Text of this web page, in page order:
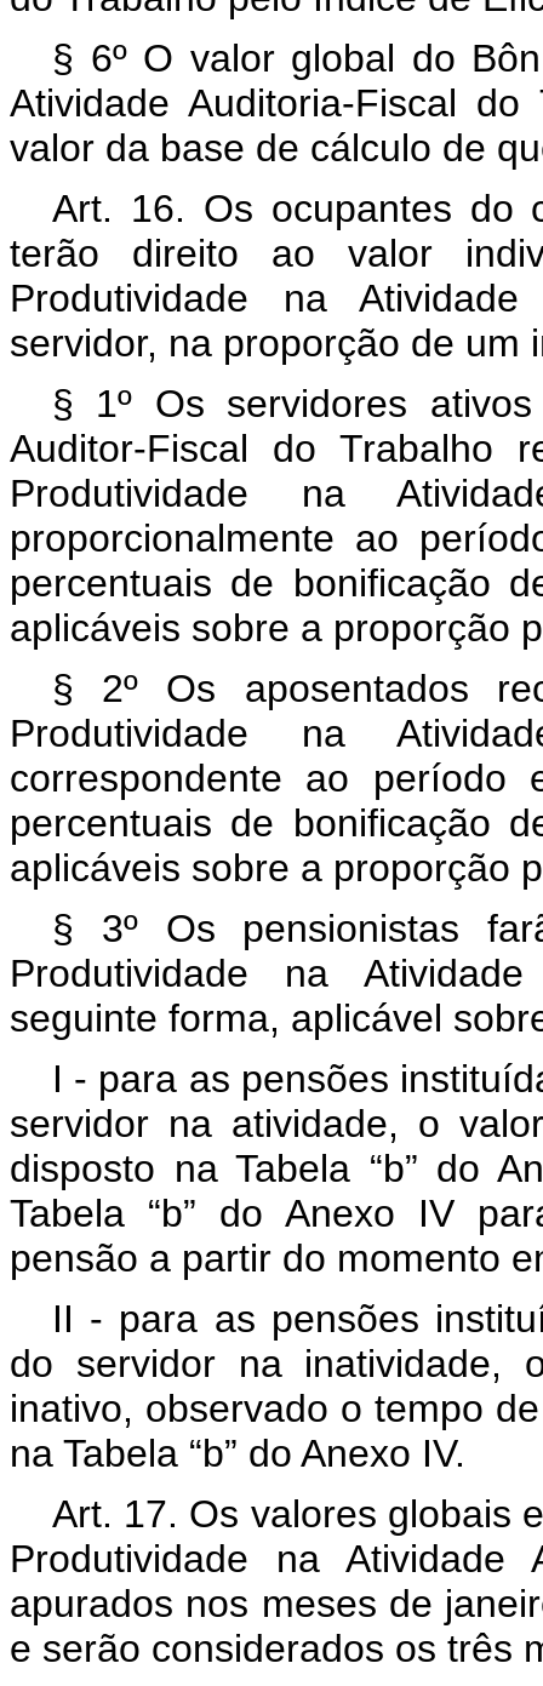
§ 6º O valor global do
Atividade Auditoria-Fiscal
valor da base de cálculo de
Art. 16. Os ocupantes do
terão direito ao valor
Produtividade na
servidor, na proporção de um
§ 1º Os servidores
Auditor-Fiscal do Trabalho
Produtividade na
proporcionalmente ao
percentuais de bonificação
aplicáveis sobre a proporção
§ 2º Os aposentados
Produtividade na
correspondente ao
percentuais de bonificação
aplicáveis sobre a proporção
§ 3º Os pensionistas
Produtividade na
seguinte forma, aplicável
I - para as pensões
servidor na atividade, o
disposto na Tabela “b” do
Tabela “b” do Anexo IV
pensão a partir do momento
II - para as pensões
do servidor na inatividade,
inativo, observado o tempo
na Tabela “b” do Anexo IV.
Art. 17. Os valores globais
Produtividade na Atividade
apurados nos meses de
e serão considerados os três